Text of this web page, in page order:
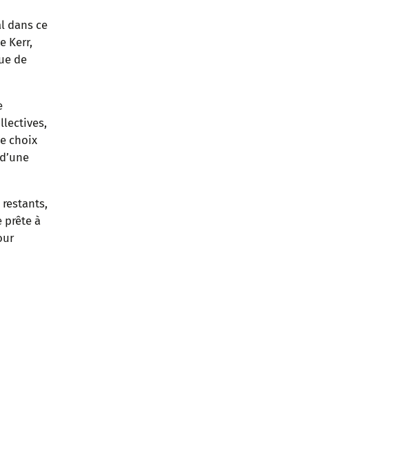
dans ce
Kerr,
de
choix
prête à